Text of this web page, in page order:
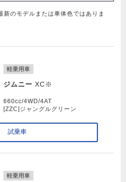
のモデルまたは車体色ではありま
軽乗用車
ジムニー XC※
660cc/4WD/4AT
[ZZC]ジャングルグリーン
試乗車
軽乗用車